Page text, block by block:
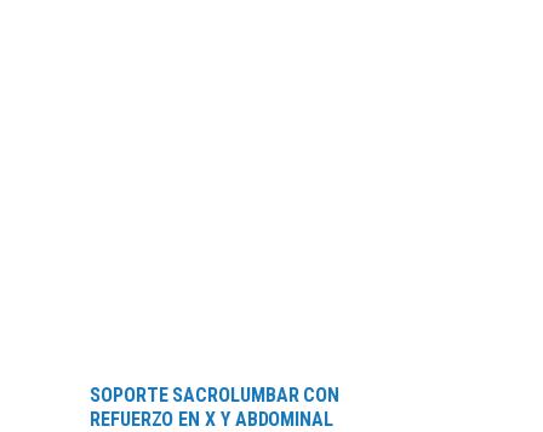
SOPORTE SACROLUMBAR CON
REFUERZO EN X Y ABDOMINAL